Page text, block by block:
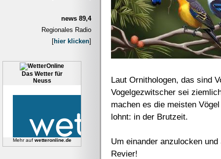
news 89,4
Regionales Radio
[hier klicken]
Das Wetter für
Neuss
Mehr auf wetteronline.de
Laut Ornithologen, das sind
Vogelgezwitscher sei
machen es die meisten
lohnt: in der Brutzeit.
Um einander anzulocken
Revier!